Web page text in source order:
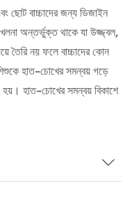
ছোট বাচ্চাদের জন্য ডিজাইন
অন্তর্ভুক্ত থাকে যা উজ্জ্বল,
তৈরি নয় ফলে বাচ্চাদের কোন
হাত-চোখের সমন্বয় গড়ে
হয়। হাত-চোখের সমন্বয় বিকাশে